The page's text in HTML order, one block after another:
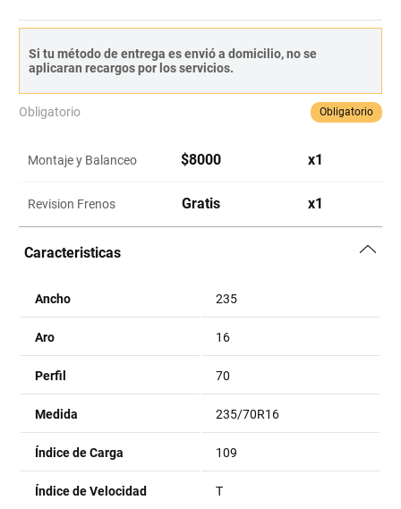
Si tu método de entrega es envió a domicilio, no se
aplicaran recargos por los servicios.
Obligatorio Obligatorio
Montaje y Balanceo $8000 x1
Revision Frenos Gratis x1
Caracteristicas
Ancho 235
Aro 16
Perfil 70
Medida 235/70R16
Índice de Carga 109
Índice de Velocidad T